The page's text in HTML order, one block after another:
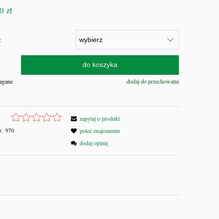
zł
do koszyka
dodaj do przechowalni
970
zapytaj o produkt
poleć znajomemu
dodaj opinię